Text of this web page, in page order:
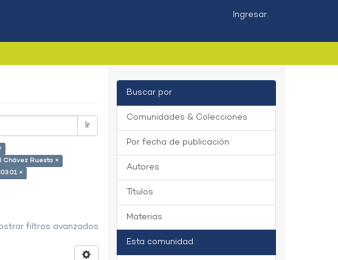
Ingresar
Ir
Chávez Ruesta ×
×
filtros avanzados
Buscar por
Comunidades & Colecciones
Por fecha de publicación
Autores
Títulos
Materias
Esta comunidad